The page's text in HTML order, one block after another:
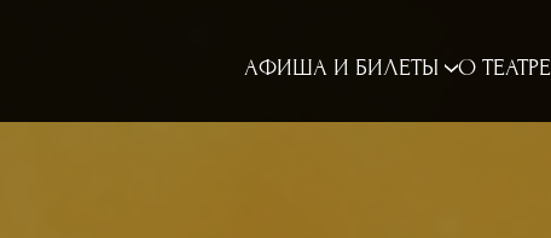
АФИША И БИЛЕТЫ О ТЕАТРЕ